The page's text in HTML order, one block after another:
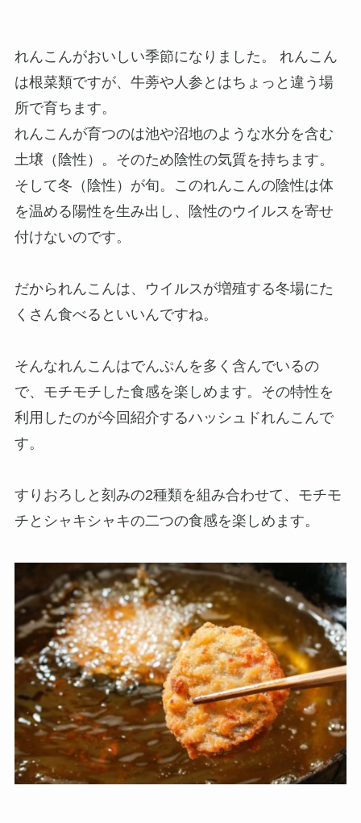
れんこんがおいしい季節になりました。 れんこん
は根菜類ですが、牛蒡や人参とはちょっと違う場
所で育ちます。
れんこんが育つのは池や沼地のような水分を含む
土壌（陰性）。そのため陰性の気質を持ちます。
そして冬（陰性）が旬。このれんこんの陰性は体
を温める陽性を生み出し、陰性のウイルスを寄せ
付けないのです。
だかられんこんは、ウイルスが増殖する冬場にた
くさん食べるといいんですね。
そんなれんこんはでんぷんを多く含んでいるの
で、モチモチした食感を楽しめます。その特性を
利用したのが今回紹介するハッシュドれんこんで
す。
すりおろしと刻みの2種類を組み合わせて、モチモ
チとシャキシャキの二つの食感を楽しめます。